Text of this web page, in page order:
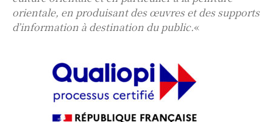
orientale, en produisant des œuvres et des supports
d’information à destination du public.«